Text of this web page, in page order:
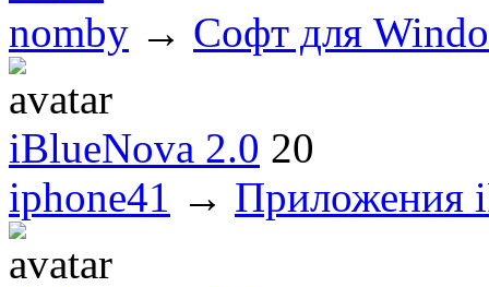
nomby → Софт для
iBlueNova 2.0 20
iphone41 → Приложения